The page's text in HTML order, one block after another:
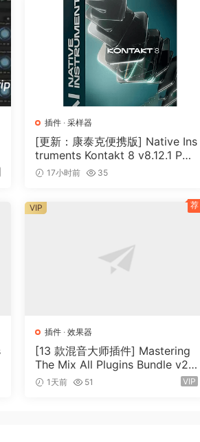
on the graphic interface you can set
mix. The SOURCE algorithm is
and reverberant field, with
time control of the position of the
插件 ·采样器
[更新：康泰克便携版] Native Ins
truments Kontakt 8 v8.12.1 POR
TABLE-vkDanilov [WiN]（1.25
17小时前 35
插件 ·效果器
[13 款混音大师插件] Mastering
The Mix All Plugins Bundle v20
26.08.03 [WiN, MacOSX]（180
1天前 51 VIP
VIP 荐